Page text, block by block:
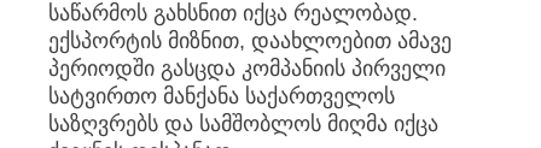
საწარმოს გახსნით იქცა რეალობად.
ექსპორტის მიზნით, დაახლოებით ამავე
პერიოდში გასცდა კომპანიის პირველი
სატვირთო მანქანა საქართველოს
საზღვრებს და სამშობლოს მიღმა იქცა